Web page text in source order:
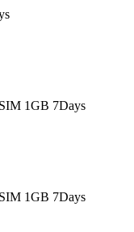
1GB 7Days
1GB 7Days